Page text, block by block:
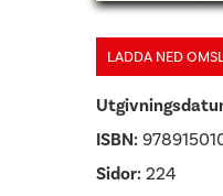
LADDA NED
ISBN:
Sidor: 224